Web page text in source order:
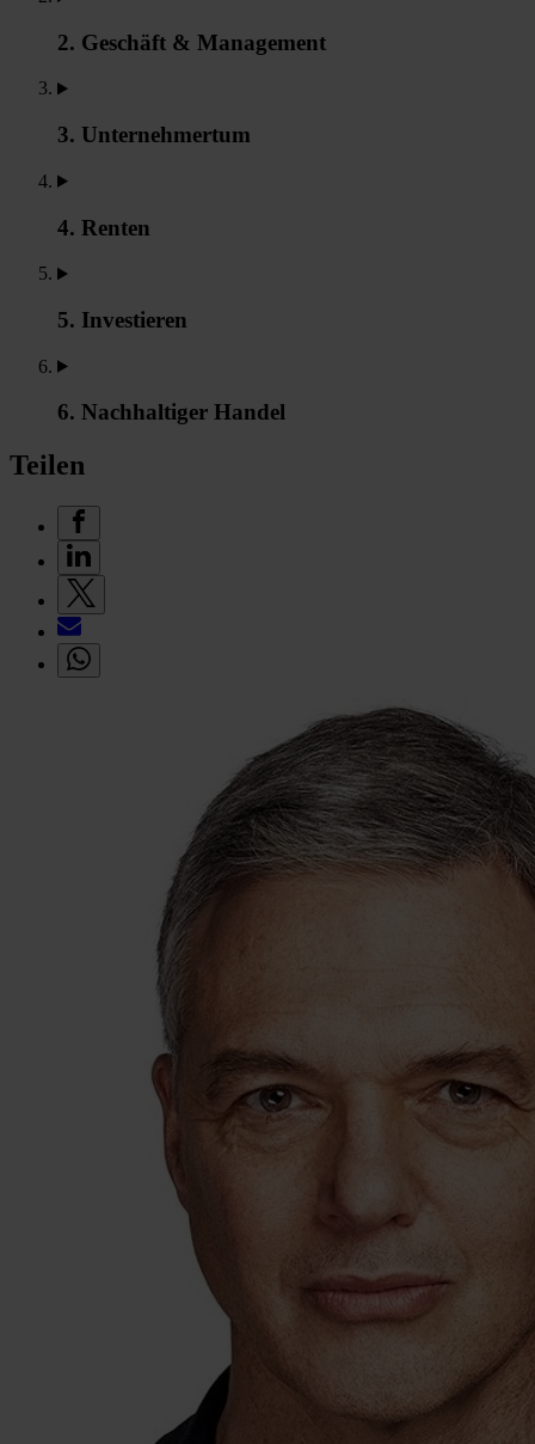
2. Geschäft & Management
3. Unternehmertum
4. Renten
5. Investieren
6. Nachhaltiger Handel
Teilen